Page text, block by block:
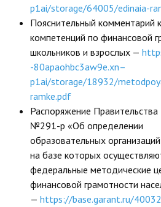
p1ai/storage/64005/edinaia-
Пояснительный комментарий
компетенций по финансовой
школьников и взрослых —
-80apaohbc3aw9e.xn–
p1ai/storage/18932/
ramke.pdf
Распоряжение
№291-р «Об определении
образовательных
на базе которых
федеральные методические
финансовой грамотности
— https://base.garant.ru/